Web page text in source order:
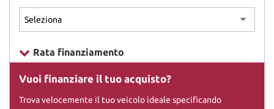
ACQUISTIAMO USATO
ASSISTENZA
Rata finanziamento
Vuoi finanziare il tuo acquisto?
Trova velocemente il tuo veicolo ideale specificando